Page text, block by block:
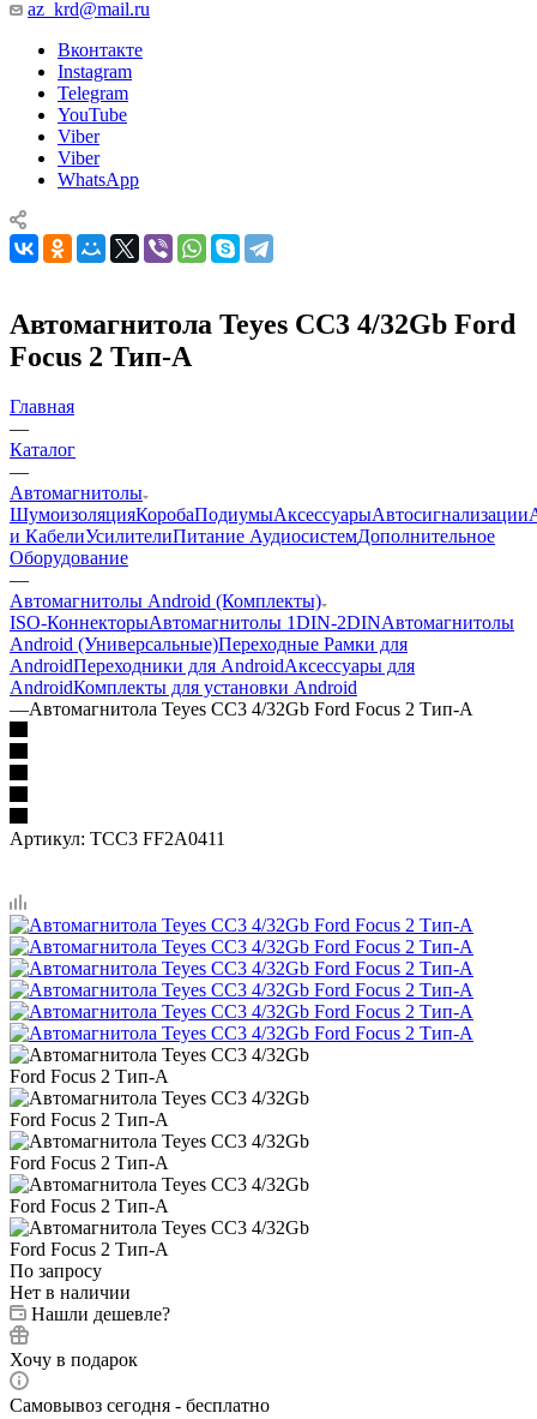
az_krd@mail.ru
Вконтакте
Instagram
Telegram
YouTube
Viber
Viber
WhatsApp
Автомагнитола Teyes CC3 4/32Gb Ford
Focus 2 Тип-A
Главная
—
Каталог
—
Автомагнитолы
ШумоизоляцияКоробаПодиумыАксессуарыАвтосигнализации
и КабелиУсилителиПитание АудиосистемДополнительное
Оборудование
—
Автомагнитолы Android (Комплекты)
ISO-КоннекторыАвтомагнитолы 1DIN-2DINАвтомагнитолы
Android (Универсальные)Переходные Рамки для
AndroidПереходники для AndroidАксессуары для
AndroidКомплекты для установки Android
—Автомагнитола Teyes CC3 4/32Gb Ford Focus 2 Тип-A
Артикул: TCC3 FF2A0411
По запросу
Нет в наличии
Нашли дешевле?
Хочу в подарок
Самовывоз сегодня - бесплатно